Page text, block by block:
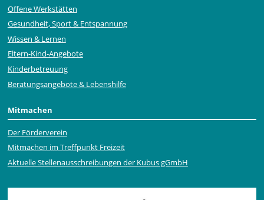
Offene Werkstätten
Gesundheit, Sport & Entspannung
Wissen & Lernen
Eltern-Kind-Angebote
Kinderbetreuung
Beratungsangebote & Lebenshilfe
Mitmachen
Der Förderverein
Mitmachen im Treffpunkt Freizeit
Aktuelle Stellen­ausschrei­bungen der Kubus gGmbH